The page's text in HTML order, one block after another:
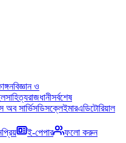
বিজ্ঞান ও
সাহিত্যরাজধানীসর্বশেষ
অব সার্ভিসডিসক্লেইমারএডিটোরিয়াল
ই-পেপার ফলো করুন